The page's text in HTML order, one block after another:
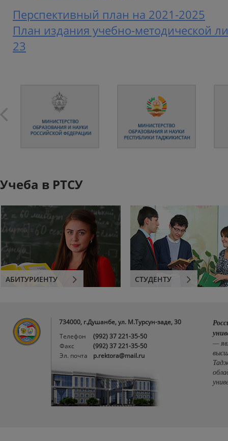
Перспективный план на 2021-2025
План издания учебно-методической
23
Учеба в РТСУ
АБИТУРИЕНТУ СТУДЕНТУ
734000, г.Душанбе, ул. М.Турсун-заде, 30
Телефон
(992) 37 221-35-50
Факс
(992) 37 221-35-50
Эл. почта
p.rektora@mail.ru
—